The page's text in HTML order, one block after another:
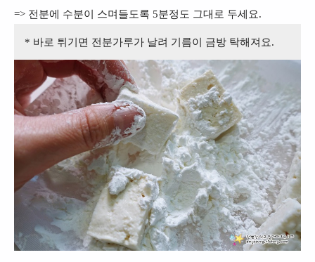
=> 전분에 수분이 스며들도록 5분정도 그대로 두세요.
* 바로 튀기면 전분가루가 날려 기름이 금방 탁해져요.